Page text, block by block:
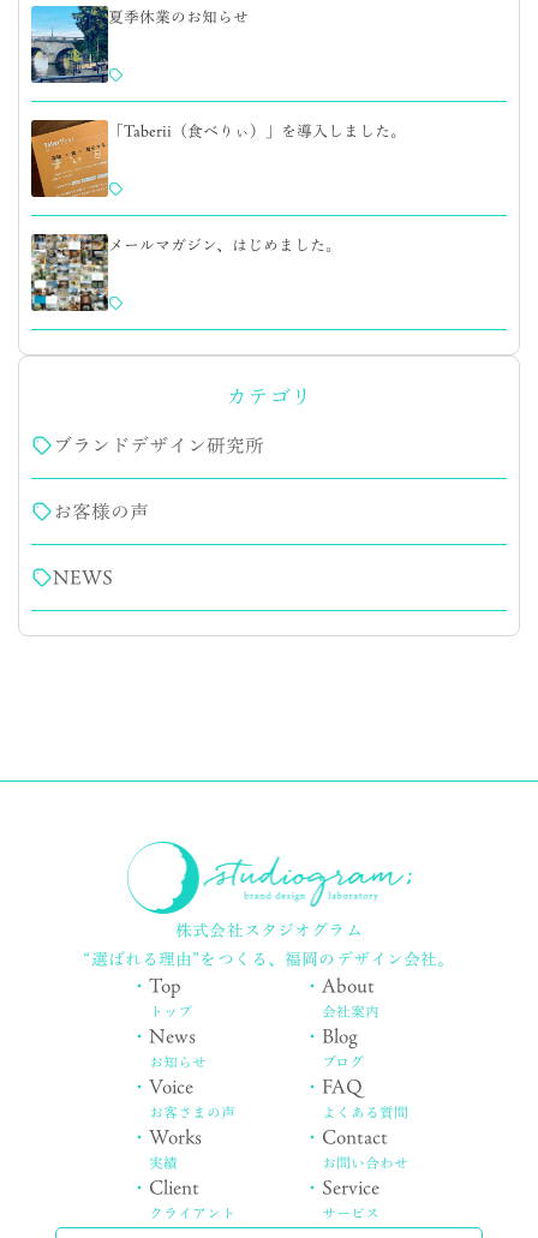
カテゴリ
ブランドデザイン研究所
お客様の声
NEWS
夏季休業のお知らせ
「Taberii（食べりぃ）」を導入しました。
メールマガジン、はじめました。
株式会社スタジオグラム
“選ばれる理由”をつくる、福岡のデザイン会社。
・Top
トップ
・News
お知らせ
・Voice
お客さまの声
・Works
実績
・ Client
クライアント
・About
会社案内
・ Blog
ブログ
・ FAQ
よくある質問
・ Contact
お問い合わせ
・ Service
サービス